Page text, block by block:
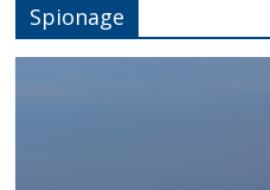
Spionage